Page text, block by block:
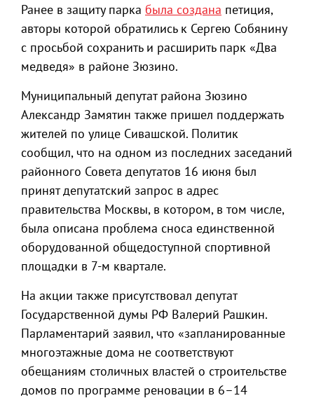
Ранее в защиту парка была создана петиция,
авторы которой обратились к Сергею Собянину
с просьбой сохранить и расширить парк «Два
медведя» в районе Зюзино.
Муниципальный депутат района Зюзино
Александр Замятин также пришел поддержать
жителей по улице Сивашской. Политик
сообщил, что на одном из последних заседаний
районного Совета депутатов 16 июня был
принят депутатский запрос в адрес
правительства Москвы, в котором, в том числе,
была описана проблема сноса единственной
оборудованной общедоступной спортивной
площадки в 7-м квартале.
На акции также присутствовал депутат
Государственной думы РФ Валерий Рашкин.
Парламентарий заявил, что «запланированные
многоэтажные дома не соответствуют
обещаниям столичных властей о строительстве
домов по программе реновации в 6–14